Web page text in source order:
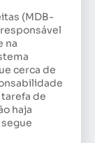
(MDB-
na
cerca de
de
haja